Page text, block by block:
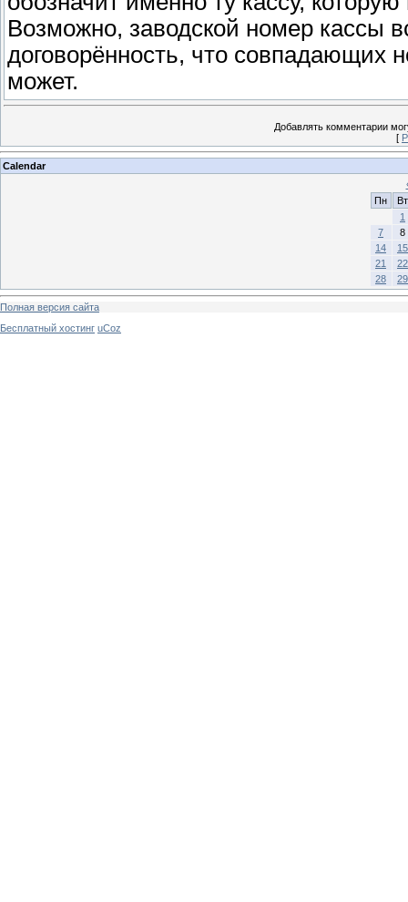
Возможно, заводской номер кассы
договорённость, что совпадающих
может.
Добавлять комментарии
[
Calendar
Пн
Вт
1
7
8
14
15
21
22
28
29
Полная версия сайта
Бесплатный хостинг uCoz